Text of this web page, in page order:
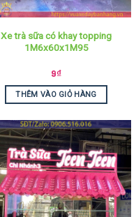
Xe trà sữa có khay topping
1M6x60x1M95
9₫
THÊM VÀO GIỎ HÀNG